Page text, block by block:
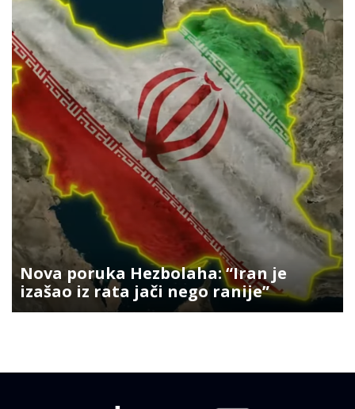
Nova poruka Hezbolaha: “Iran je
izašao iz rata jači nego ranije”